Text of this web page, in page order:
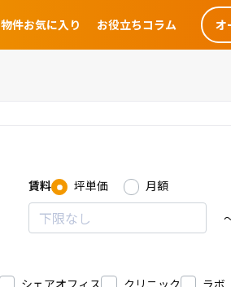
物件お気に入り お役立ちコラム オ
賃料 坪単価
月額
シェアオフィス クリニック
ラボ